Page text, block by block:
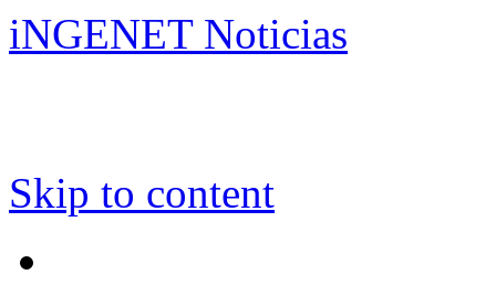
iNGENET Noticias
Skip to content